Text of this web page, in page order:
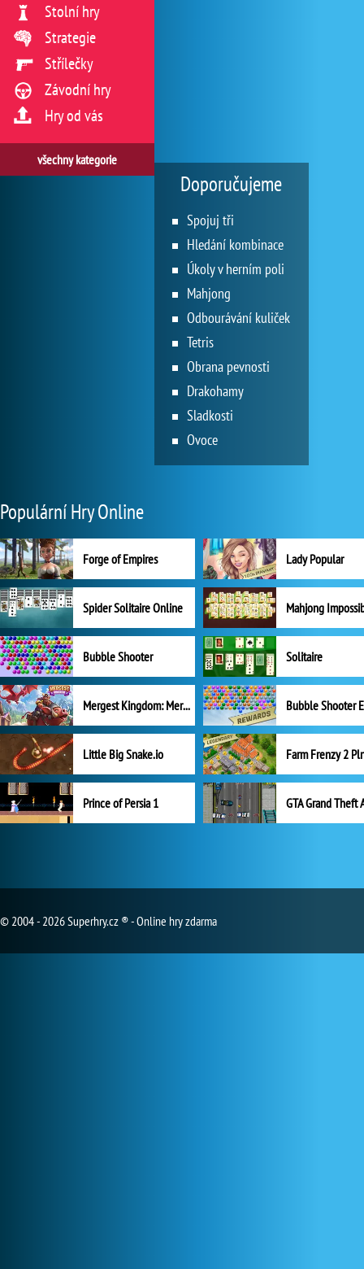
Stolní hry
Strategie
Střílečky
Závodní hry
Hry od vás
všechny kategorie
Doporučujeme
Spojuj tři
Hledání kombinace
Úkoly v herním poli
Mahjong
Odbourávání kuliček
Tetris
Obrana pevnosti
Drakohamy
Sladkosti
Ovoce
Populární Hry Online
Forge of Empires Lady Popular
Spider Solitaire Online Mahjong
Bubble Shooter Solitaire
Mergest Kingdom: Merge Puzzle
Little Big Snake.io
Prince of Persia 1 GTA Grand Theft
© 2004 - 2026 Superhry.cz ® - Online hry zdarma